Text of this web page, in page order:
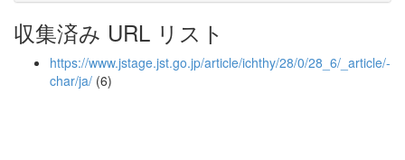
収集済み URL リスト
https://www.jstage.jst.go.jp/article/ichthy/28/0/28_6/_article/-
char/ja/ (6)